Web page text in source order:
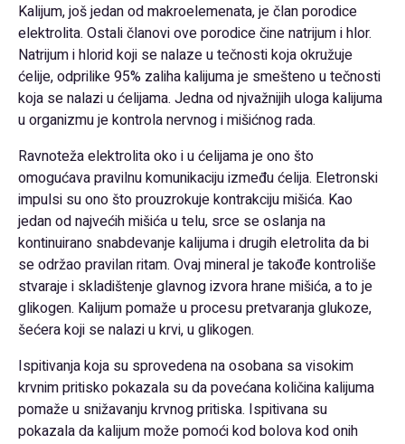
Kalijum, još jedan od makroelemenata, je član porodice
elektrolita. Ostali članovi ove porodice čine natrijum i hlor.
Natrijum i hlorid koji se nalaze u tečnosti koja okružuje
ćelije, odprilike 95% zaliha kalijuma je smešteno u tečnosti
koja se nalazi u ćelijama. Jedna od njvažnijih uloga kalijuma
u organizmu je kontrola nervnog i mišićnog rada.
Ravnoteža elektrolita oko i u ćelijama je ono što
omogućava pravilnu komunikaciju između ćelija. Eletronski
impulsi su ono što prouzrokuje kontrakciju mišića. Kao
jedan od najvećih mišića u telu, srce se oslanja na
kontinuirano snabdevanje kalijuma i drugih eletrolita da bi
se održao pravilan ritam. Ovaj mineral je takođe kontroliše
stvaraje i skladištenje glavnog izvora hrane mišića, a to je
glikogen. Kalijum pomaže u procesu pretvaranja glukoze,
šećera koji se nalazi u krvi, u glikogen.
Ispitivanja koja su sprovedena na osobana sa visokim
krvnim pritisko pokazala su da povećana količina kalijuma
pomaže u snižavanju krvnog pritiska. Ispitivana su
pokazala da kalijum može pomoći kod bolova kod onih